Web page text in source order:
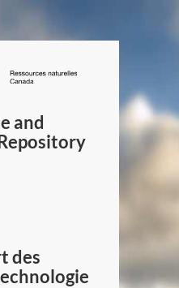
/
Canada
and
des